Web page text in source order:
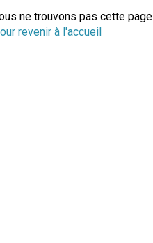
ne trouvons pas cette page
revenir à l'accueil